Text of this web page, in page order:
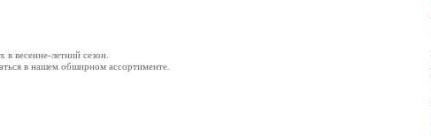
весенне-летний сезон.
в нашем обширном ассортименте.